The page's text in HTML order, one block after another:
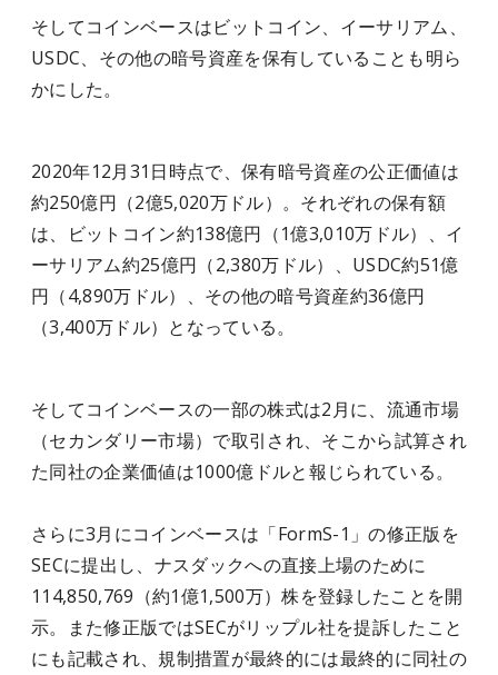
そしてコインベースはビットコイン、イーサリアム、
USDC、その他の暗号資産を保有していることも明ら
かにした。
2020年12月31日時点で、保有暗号資産の公正価値は
約250億円（2億5,020万ドル）。それぞれの保有額
は、ビットコイン約138億円（1億3,010万ドル）、イ
ーサリアム約25億円（2,380万ドル）、USDC約51億
円（4,890万ドル）、その他の暗号資産約36億円
（3,400万ドル）となっている。
そしてコインベースの一部の株式は2月に、流通市場
（セカンダリー市場）で取引され、そこから試算され
た同社の企業価値は1000億ドルと報じられている。
さらに3月にコインベースは「FormS-1」の修正版を
SECに提出し、ナスダックへの直接上場のために
114,850,769（約1億1,500万）株を登録したことを開
示。また修正版ではSECがリップル社を提訴したこと
にも記載され、規制措置が最終的には最終的に同社の